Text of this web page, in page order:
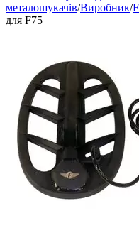
металошукачів/Виробник/
для F75